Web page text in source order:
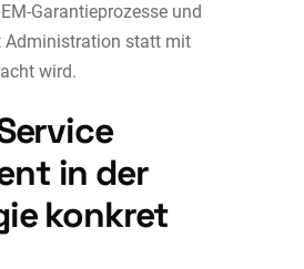
Garantieprozesse und
Administration statt mit
wird.
in der
konkret